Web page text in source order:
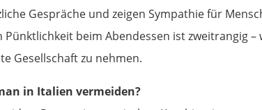
Gespräche und zeigen Sympathie für
Pünktlichkeit beim Abendessen ist zweitrangig
Gesellschaft zu nehmen.
in Italien vermeiden?